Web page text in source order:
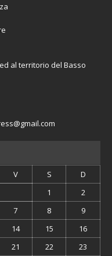
al territorio del Basso
V S
D
1
2
7 8
9
14 15
16
21 22 23